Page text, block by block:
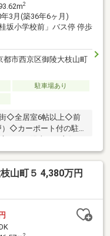
2
年3月(築36年6ヶ月)
坂小学校前」バス停 停歩
都市西京区御陵大枝山町
駐車場あり
◇全居室6帖以上◇前
◇カーポート付の駐車
、コンビニ等の周辺施
山町５ 4,380万円